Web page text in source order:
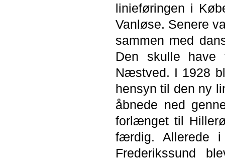
linieføringen i
Vanløse. Senere
sammen med
Den skulle have
Næstved. I 1928
hensyn til den ny
åbnede ned
forlænget til
færdig. Allerede
Frederikssund